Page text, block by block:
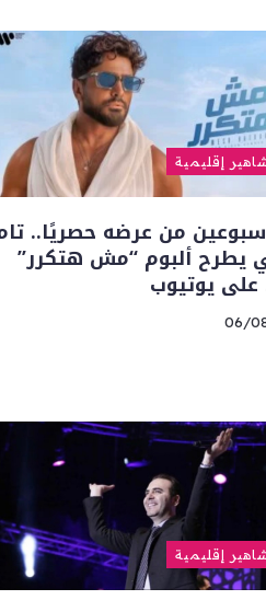
إقليمية
من عرضه حصريًا..
يطرح ألبوم “مش هتكرر”
على يوتيوب
06/
إقليمية